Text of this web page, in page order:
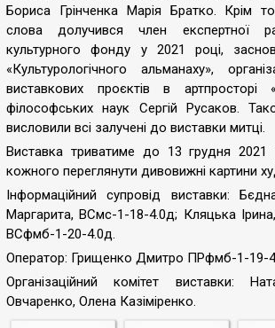
Бориса Грінченка Марія Братко. Крім
слова долучився член експертної
культурного фонду у 2021 році,
«Культурологічного альманаху»,
виставкових проєктів в артпросторі
філософських наук Сергій Русаков.
висловили всі залучені до виставки митці.
Виставка триватиме до 13 грудня 2021
кожного переглянути дивовижні картини
Інформаційний супровід виставки:
Маргарита, ВСмс-1-18-4.0д; Кляцька
ВСфмб-1-20-4.0д.
Оператор: Грищенко Дмитро ПРфмб-1-19-
Організаційний комітет виставки:
Овчаренко, Олена Казіміренко.